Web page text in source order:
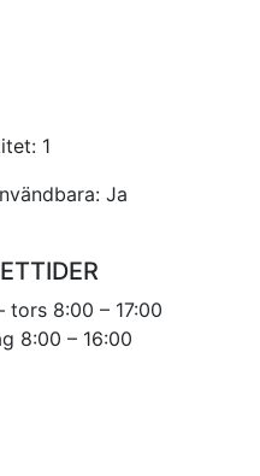
1
Ja
tors 8:00 – 17:00
8:00 – 16:00